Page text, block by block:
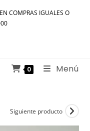
COMPRAS IGUALES O
0 Menú
Siguiente producto